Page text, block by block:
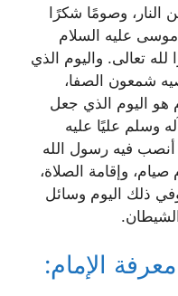
النار، وصومًا شكرًا
موسى عليه السلام
تعالى. واليوم الذي
شمعون الصفا،
هو اليوم الذي جعل
وسلم عليًا عليه
أنصب فيه رسول الله
وإقامة الصلاة،
ذلك اليوم وسائل
الإمام: